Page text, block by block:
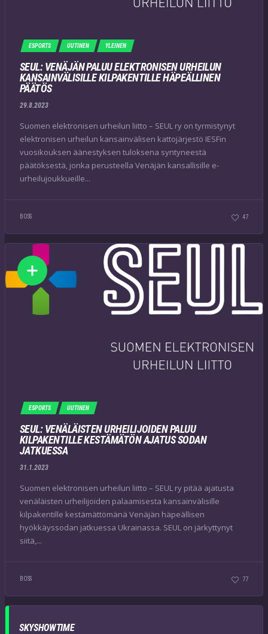
ESPORTS UUTINEN YLEINEN
SEUL: VENÄJÄN PALUU ELEKTRONISEN URHEILUN
KANSAINVÄLISILLE KILPAKENTILLE HÄPEÄLLINEN
PÄÄTÖS
29.8.2023
Suomen elektronisen urheilun liitto – SEUL ry on tyrmistynyt
elektronisen urheilun kansainvälisen kattojärjestö IESFin
vuosikouksen äänestyksen tuloksena syntyneestä
päätöksestä, jonka perusteella Venäjän kansallisille e-
urheilujoukkueille...
BOSS 47
ESPORTS UUTINEN
SEUL: VENÄLÄISTEN URHEILIJOIDEN PALUU
KILPAKENTILLE KESTÄMÄTÖN AJATUS SODAN
JATKUESSA
31.1.2023
Suomen elektronisen urheilun liitto – SEUL ry pitää ajatusta
venäläisten urheilijoiden palaamisesta kansainvälisille
kilpakentille kestämättömänä Venäjän häpeällisen
hyökkäyssodan jatkuessa Ukrainassa. SEUL on järkyttynyt
siitä,...
BOSS 77
SKYSHOWTIME